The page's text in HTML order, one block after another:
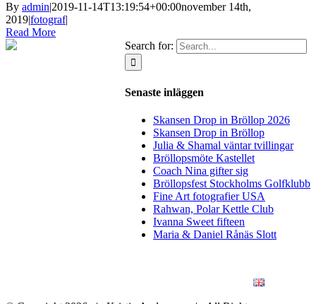
By admin|2019-11-14T13:19:54+00:00november 14th,
2019|fotograf|
Read More
Search for:
Senaste inläggen
Skansen Drop in Bröllop 2026
Skansen Drop in Bröllop
Julia & Shamal väntar tvillingar
Bröllopsmöte Kastellet
Coach Nina gifter sig
Bröllopsfest Stockholms Golfklubb
Fine Art fotografier USA
Rahwan, Polar Kettle Club
Ivanna Sweet fifteen
Maria & Daniel Rånäs Slott